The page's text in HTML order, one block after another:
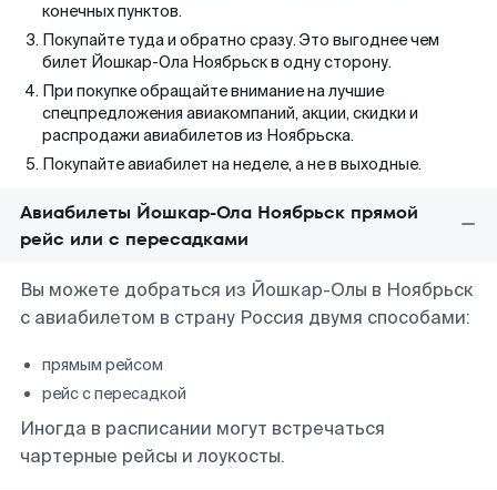
конечных пунктов.
Покупайте туда и обратно сразу. Это выгоднее чем
билет Йошкар-Ола Ноябрьск в одну сторону.
При покупке обращайте внимание на лучшие
спецпредложения авиакомпаний, акции, скидки и
распродажи авиабилетов из Ноябрьска.
Покупайте авиабилет на неделе, а не в выходные.
Авиабилеты Йошкар-Ола Ноябрьск прямой
рейс или с пересадками
Вы можете добраться из Йошкар-Олы в Ноябрьск
с авиабилетом в страну Россия двумя способами:
прямым рейсом
рейс с пересадкой
Иногда в расписании могут встречаться
чартерные рейсы и лоукосты.